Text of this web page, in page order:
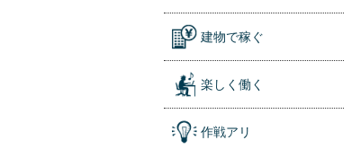
建物で稼ぐ
楽しく働く
作戦アリ